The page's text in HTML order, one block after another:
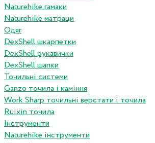
Naturehike гамаки
Naturehike матраци
Одяг
DexShell шкарпетки
DexShell рукавички
DexShell шапки
Точильні системи
Ganzo точила і каміння
Work Sharp точильні верстати і точила
Ruixin точила
Інструменти
Naturehike інструменти